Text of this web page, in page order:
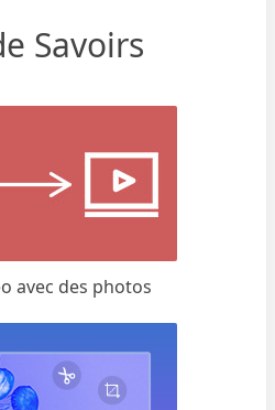
Savoirs
avec des photos